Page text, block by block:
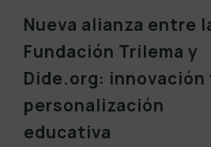
Nueva alianza entre
Fundación Trilema y
Dide.org: innovación
personalización
educativa